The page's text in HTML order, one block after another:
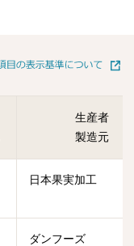
生産者
製造元
日本果実加工
ダンフーズ